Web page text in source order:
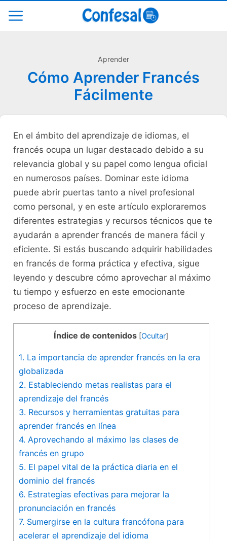
Aprender
Cómo Aprender Francés
Fácilmente
En el ámbito del aprendizaje de​ idiomas, el
francés ocupa un lugar destacado debido a su
⁣relevancia global y ⁢su ​papel como lengua ​oficial
en numerosos países. Dominar este idioma
puede abrir puertas tanto a nivel profesional
como personal, y en este artículo exploraremos
diferentes estrategias y ‍recursos técnicos que te
ayudarán a aprender francés‍ de​ manera fácil y
eficiente. Si estás buscando‍ adquirir habilidades
en francés de forma práctica y ⁣efectiva, sigue
leyendo y ⁢descubre cómo aprovechar ‌al máximo⁢
tu tiempo y esfuerzo en este emocionante⁣
proceso de aprendizaje.
Índice de contenidos [Ocultar]
1. La​ importancia de aprender francés en la era
globalizada
2.⁤ Estableciendo metas‌ realistas para⁢ el⁤
aprendizaje del francés
3. Recursos y herramientas ‍gratuitas para
aprender francés‍ en línea
4. Aprovechando ‌al máximo las clases de⁣
francés en grupo
5. El papel ‌vital de⁢ la práctica diaria en el
dominio⁤ del⁢ francés
6. Estrategias ‍efectivas para mejorar‌ la‌
pronunciación en francés
7. Sumergirse ‍en ‍la cultura francófona ​para
acelerar ⁤el aprendizaje del idioma